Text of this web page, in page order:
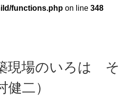
functions.php on line 348
現場のいろは そ
二）